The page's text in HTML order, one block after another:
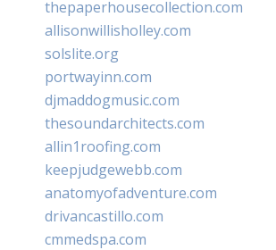
thepaperhousecollection.com
allisonwillisholley.com
solslite.org
portwayinn.com
djmaddogmusic.com
thesoundarchitects.com
allin1roofing.com
keepjudgewebb.com
anatomyofadventure.com
drivancastillo.com
cmmedspa.com